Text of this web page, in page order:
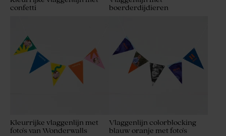
confetti
boerderdijdieren
Kleurrijke vlaggenlijn met
foto's van Wonderwalls
Vlaggenlijn colorblocking
blauw oranje met foto's